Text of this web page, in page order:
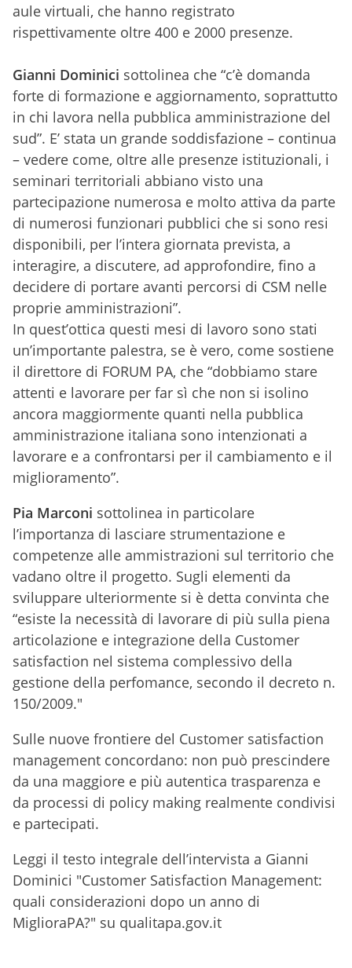
aule virtuali, che hanno registrato
rispettivamente oltre 400 e 2000 presenze.
Gianni Dominici sottolinea che “c’è domanda
forte di formazione e aggiornamento, soprattutto
in chi lavora nella pubblica amministrazione del
sud”. E’ stata un grande soddisfazione – continua
– vedere come, oltre alle presenze istituzionali, i
seminari territoriali abbiano visto una
partecipazione numerosa e molto attiva da parte
di numerosi funzionari pubblici che si sono resi
disponibili, per l’intera giornata prevista, a
interagire, a discutere, ad approfondire, fino a
decidere di portare avanti percorsi di CSM nelle
proprie amministrazioni”.
In quest’ottica questi mesi di lavoro sono stati
un’importante palestra, se è vero, come sostiene
il direttore di FORUM PA, che “dobbiamo stare
attenti e lavorare per far sì che non si isolino
ancora maggiormente quanti nella pubblica
amministrazione italiana sono intenzionati a
lavorare e a confrontarsi per il cambiamento e il
miglioramento”.
Pia Marconi sottolinea in particolare
l’importanza di lasciare strumentazione e
competenze alle ammistrazioni sul territorio che
vadano oltre il progetto. Sugli elementi da
sviluppare ulteriormente si è detta convinta che
“esiste la necessità di lavorare di più sulla piena
articolazione e integrazione della Customer
satisfaction nel sistema complessivo della
gestione della perfomance, secondo il decreto n.
150/2009."
Sulle nuove frontiere del Customer satisfaction
management concordano: non può prescindere
da una maggiore e più autentica trasparenza e
da processi di policy making realmente condivisi
e partecipati.
Leggi il testo integrale dell’intervista a Gianni
Dominici "Customer Satisfaction Management:
quali considerazioni dopo un anno di
MiglioraPA?" su qualitapa.gov.it